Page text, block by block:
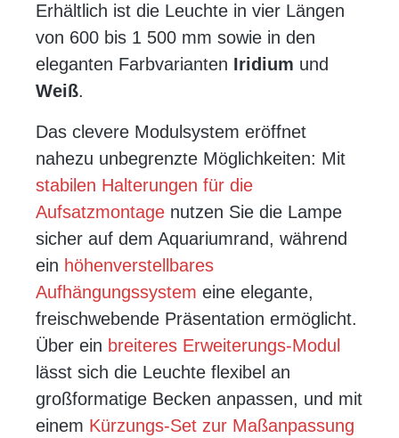
Erhältlich ist die Leuchte in vier Längen
von 600 bis 1 500 mm sowie in den
eleganten Farbvarianten Iridium und
Weiß.
Das clevere Modulsystem eröffnet
nahezu unbegrenzte Möglichkeiten: Mit
stabilen Halterungen für die
Aufsatzmontage nutzen Sie die Lampe
sicher auf dem Aquariumrand, während
ein höhenverstellbares
Aufhängungssystem eine elegante,
freischwebende Präsentation ermöglicht.
Über ein breiteres Erweiterungs-Modul
lässt sich die Leuchte flexibel an
großformatige Becken anpassen, und mit
einem Kürzungs-Set zur Maßanpassung